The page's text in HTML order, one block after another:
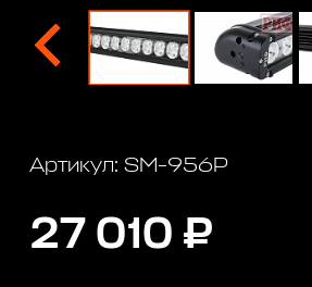
Артикул: SM-956P
27 010 ₽